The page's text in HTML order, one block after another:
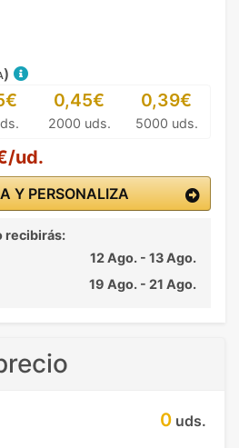
0,45€
2000 uds.
0,39€
5000 uds.
ud.
Y PERSONALIZA
recibirás:
12 Ago. - 13 Ago.
19 Ago. - 21 Ago.
0 uds.